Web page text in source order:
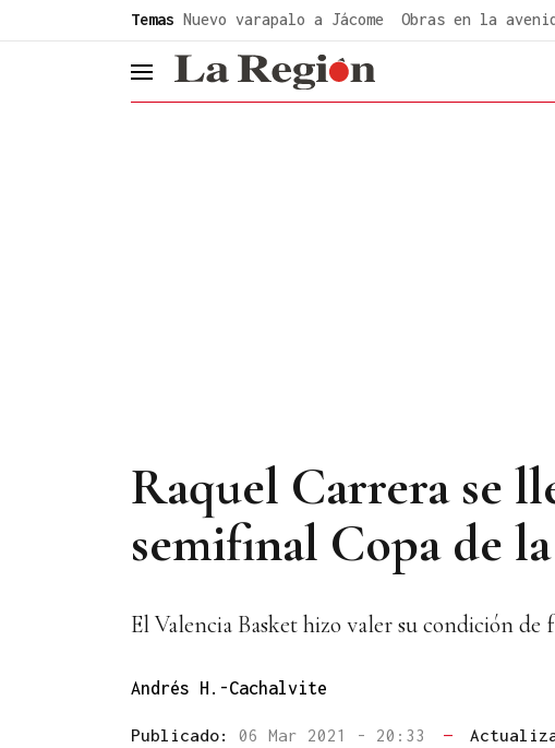
Temas Nuevo varapalo a Jácome Obras en la
header.menu.open
Raquel Carrera se
semifinal Copa de
El Valencia Basket hizo valer su condición
Andrés H.-Cachalvite
Publicado: 06 Mar 2021 - 20:33 —